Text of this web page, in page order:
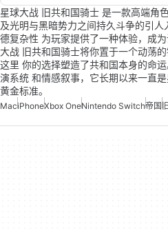
星球大战 旧共和国骑士 是一款高端角
及光明与黑暗势力之间持久斗争的引
德复杂性 为玩家提供了一种体验，成
大战 旧共和国骑士将你置于一个动荡
这里 你的选择塑造了共和国本身的命
演系统 和情感叙事，它长期以来一直
黄金标准。
MaciPhoneXbox OneNintendo Switch帝国